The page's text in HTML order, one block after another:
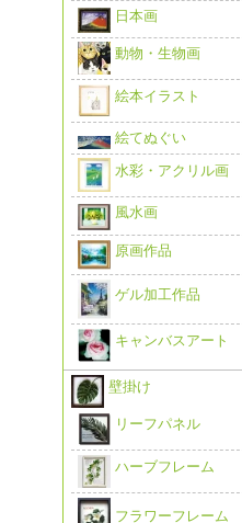
日本画
動物・生物画
絵本イラスト
絵てぬぐい
水彩・アクリル画
風水画
原画作品
ゲル加工作品
キャンバスアート
壁掛け
リーフパネル
ハーブフレーム
フラワーフレーム